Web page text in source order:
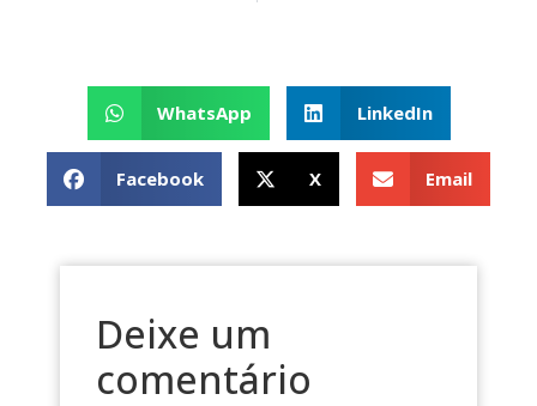
WhatsApp LinkedIn
Facebook X Email
Deixe um
comentário